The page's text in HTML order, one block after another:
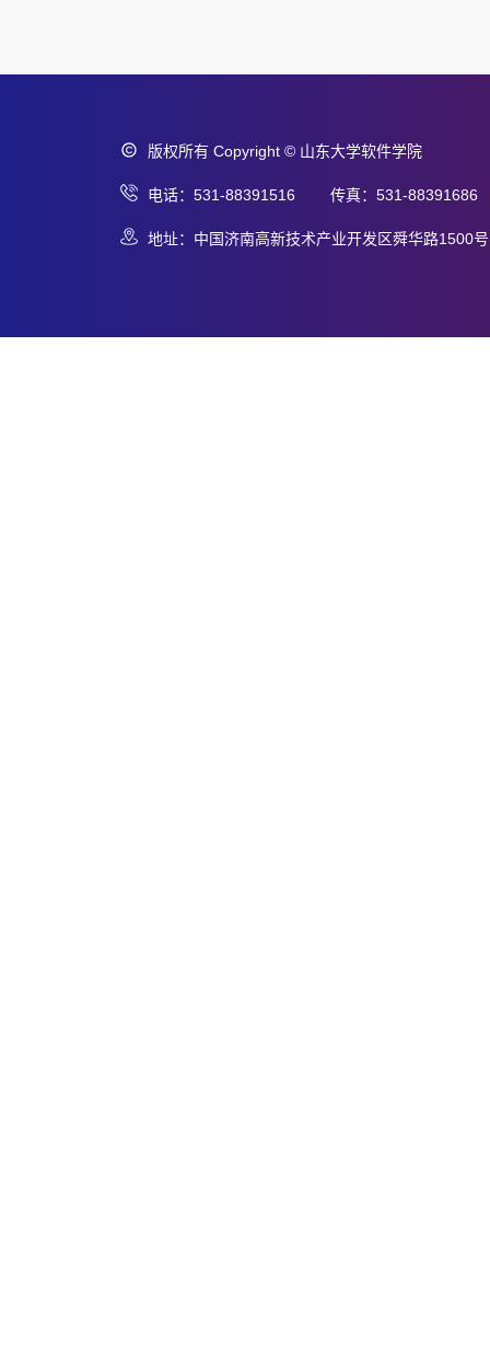
版权所有 Copyright © 山东大学软件学院
电话：531-88391516 传真：531-88391686
地址：中国济南高新技术产业开发区舜华路